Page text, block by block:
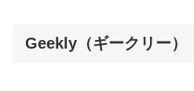
Geekly（ギークリー）